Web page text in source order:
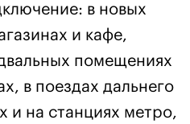
в новых
и кафе,
помещениях
в поездах дальнего
и на станциях метро,